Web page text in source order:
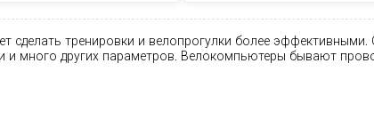
сделать тренировки и велопрогулки более
и много других параметров. Велокомпьютеры бывают